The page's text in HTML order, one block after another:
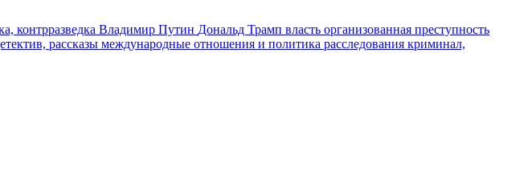
контрразведка Владимир Путин Дональд Трамп власть организованная преступность
рассказы международные отношения и политика расследования криминал,